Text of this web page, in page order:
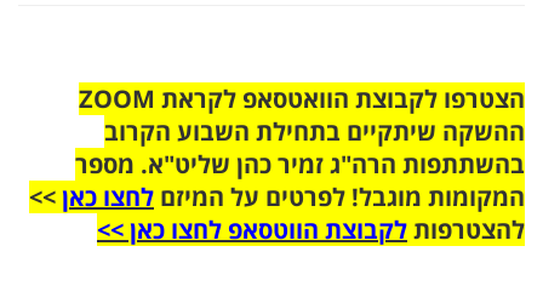
הצטרפו לקבוצת הוואטסאפ לקראת ZOOM
ההשקה שיתקיים בתחילת השבוע הקרוב
בהשתתפות הרה"ג זמיר כהן שליט"א. מספר
המקומות מוגבל! לפרטים על המיזם לחצו כאן>>
להצטרפותלקבוצת הווטסאפ לחצו כאן >>